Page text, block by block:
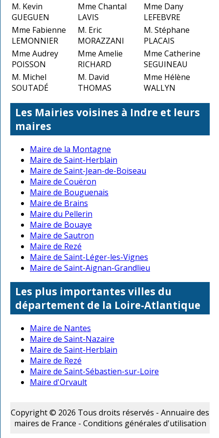
M. Kevin
GUEGUEN
Mme Chantal
LAVIS
Mme Dany
LEFEBVRE
Mme Fabienne
LEMONNIER
M. Eric
MORAZZANI
M. Stéphane
PLACAIS
Mme Audrey
POISSON
Mme Amelie
RICHARD
Mme Catherine
SEGUINEAU
M. Michel
SOUTADÉ
M. David
THOMAS
Mme Hélène
WALLYN
Les Mairies voisines à Indre et leurs
maires
Maire de la Montagne
Maire de Saint-Herblain
Maire de Saint-Jean-de-Boiseau
Maire de Couëron
Maire de Bouguenais
Maire de Brains
Maire du Pellerin
Maire de Bouaye
Maire de Sautron
Maire de Rezé
Maire de Saint-Léger-les-Vignes
Maire de Saint-Aignan-Grandlieu
Les plus importantes villes du
département de la Loire-Atlantique
Maire de Nantes
Maire de Saint-Nazaire
Maire de Saint-Herblain
Maire de Rezé
Maire de Saint-Sébastien-sur-Loire
Maire d'Orvault
Copyright © 2026 Tous droits réservés - Annuaire des
maires de France - Conditions générales d'utilisation